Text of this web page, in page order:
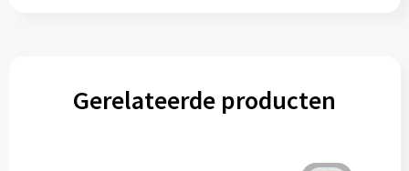
Gerelateerde producten